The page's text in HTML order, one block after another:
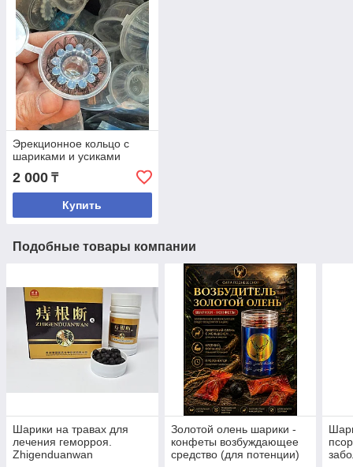
Эрекционное кольцо с
шариками и усиками
2 000 ₸
Купить
Подобные товары компании
Шарики на травах для
лечения геморроя.
Zhigenduanwan
Золотой олень шарики -
конфеты возбуждающее
средство (для потенции)